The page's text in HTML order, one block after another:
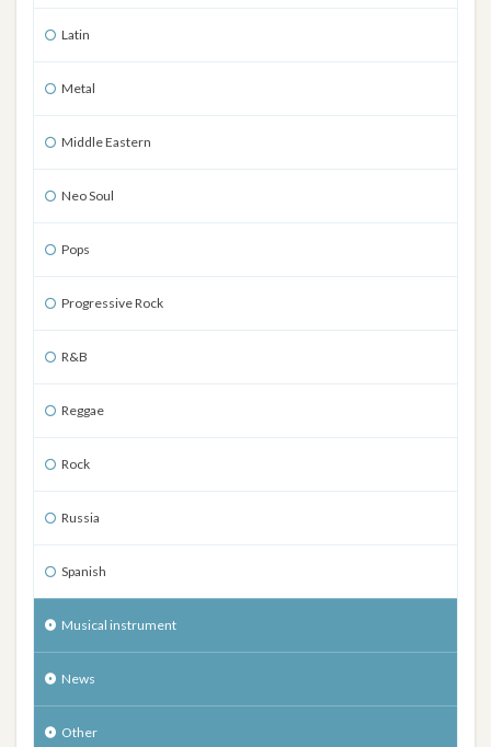
Latin
Metal
Middle Eastern
Neo Soul
Pops
Progressive Rock
R&B
Reggae
Rock
Russia
Spanish
Musical instrument
News
Other